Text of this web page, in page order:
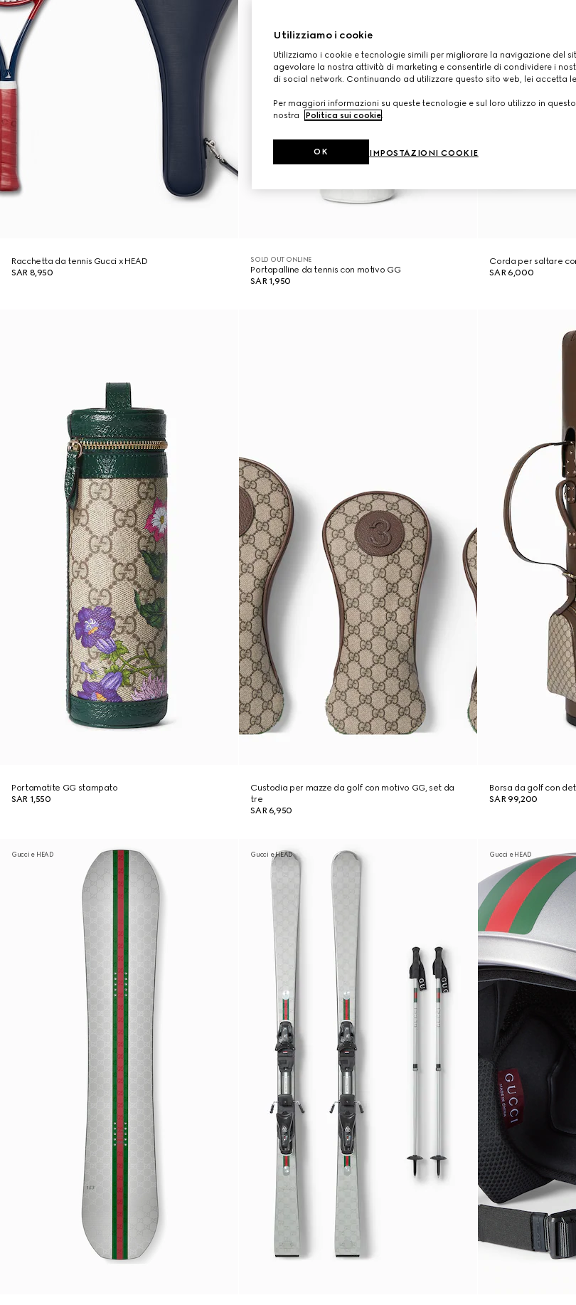
Racchetta da tennis Gucci x HEAD
SAR 8,950
SOLD OUT ONLINE
Portapalline da tennis con motivo GG
SAR 1,950
Corda per saltare
SAR 6,000
Portamatite GG stampato
SAR 1,550
Custodia per mazze da golf con motivo GG, set da
tre
SAR 6,950
Borsa da golf con
SAR 99,200
Gucci e HEAD Gucci e HEAD Gucci e HEAD
Utilizziamo i cookie
Utilizziamo i cookie e tecnologie simili per migliorare la navigazione del
agevolare la nostra attività di marketing e consentirle di condividere i
di social network. Continuando ad utilizzare questo sito web, lei accetta
Per maggiori informazioni su queste tecnologie e sul loro utilizzo in
nostra
Politica sui cookie.
IMPOSTAZIONI COOKIE
OK